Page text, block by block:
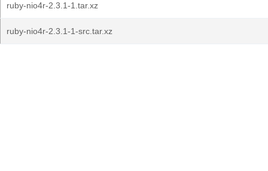
ruby-nio4r-2.3.1-1.tar.xz
ruby-nio4r-2.3.1-1-src.tar.xz